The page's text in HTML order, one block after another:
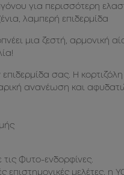
για περισσότερη
λαμπερή επιδερμίδα
μια ζεστή, αρμονική
σας. Η
ανανέωση και
τις Φυτο-ενδορφίνες.
μελέτες, η